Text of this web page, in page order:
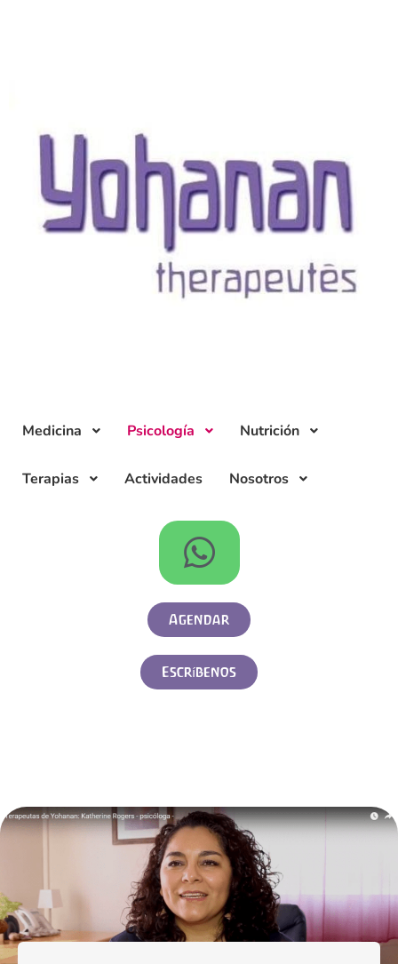
Medicina Psicología Nutrición
Terapias Actividades Nosotros
Agendar
Escríbenos